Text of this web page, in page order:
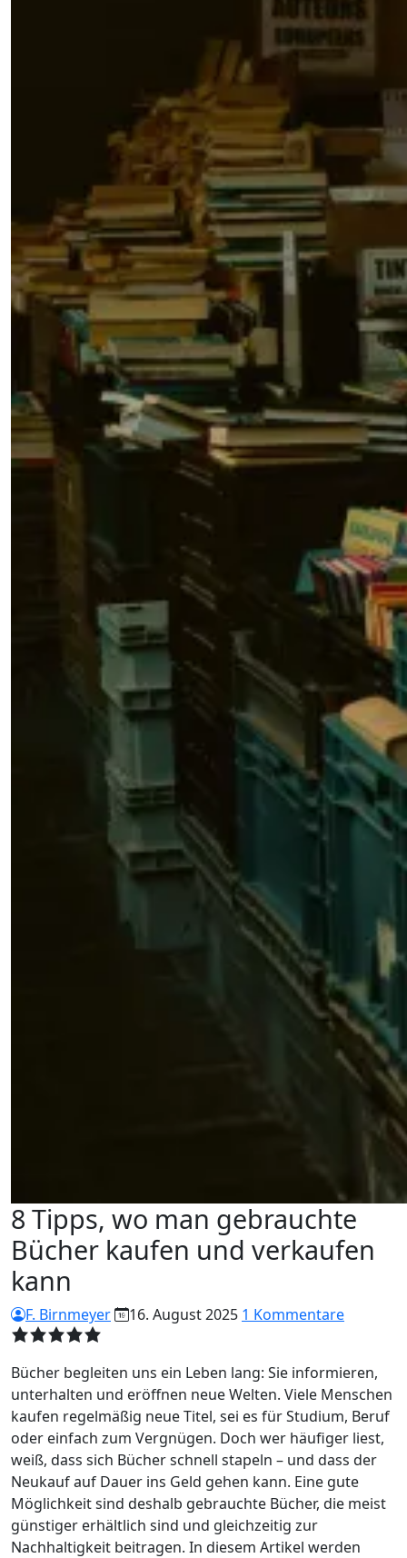
8 Tipps, wo man gebrauchte
Bücher kaufen und verkaufen
kann
F. Birnmeyer 16. August 2025 1 Kommentare
Bücher begleiten uns ein Leben lang: Sie informieren,
unterhalten und eröffnen neue Welten. Viele Menschen
kaufen regelmäßig neue Titel, sei es für Studium, Beruf
oder einfach zum Vergnügen. Doch wer häufiger liest,
weiß, dass sich Bücher schnell stapeln – und dass der
Neukauf auf Dauer ins Geld gehen kann. Eine gute
Möglichkeit sind deshalb gebrauchte Bücher, die meist
günstiger erhältlich sind und gleichzeitig zur
Nachhaltigkeit beitragen. In diesem Artikel werden